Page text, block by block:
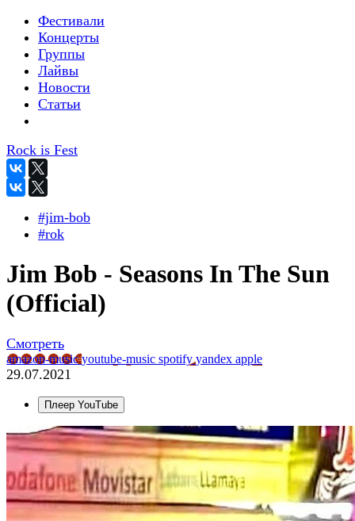
Фестивали
Концерты
Группы
Лайвы
Новости
Статьи
Rock is Fest
#jim-bob
#rok
Jim Bob - Seasons In The Sun
(Official)
Смотреть
amazon-musicyoutube-music spotifyyandex apple
29.07.2021
Плеер YouTube